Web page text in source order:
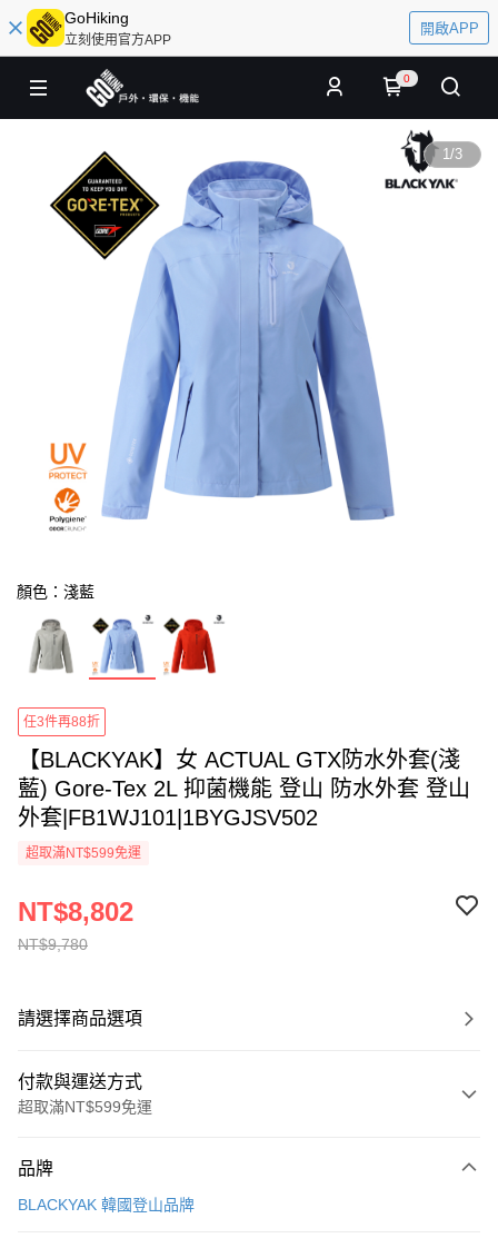
GoHiking
立刻使用官方APP
開啟APP
0
1/3
顏色：淺藍
任3件再88折
【BLACKYAK】女 ACTUAL GTX防水外套(淺
藍) Gore-Tex 2L 抑菌機能 登山 防水外套 登山
外套|FB1WJ101|1BYGJSV502
超取滿NT$599免運
NT$9,780
NT$8,802
請選擇商品選項
付款與運送方式
超取滿NT$599免運
信用卡一次付款
品牌
BLACKYAK 韓國登山品牌